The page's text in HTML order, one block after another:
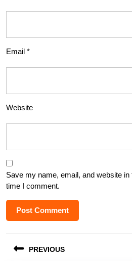
Email *
Website
Save my name, email, and website
time I comment.
navigation
PREVIOUS